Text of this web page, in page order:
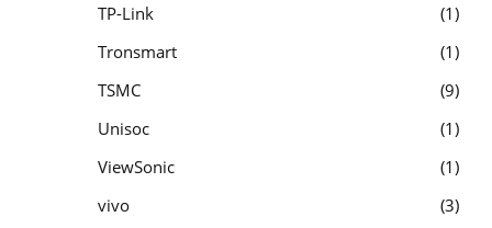
TP-Link
1
Tronsmart
1
TSMC
9
Unisoc
1
ViewSonic
1
vivo
3